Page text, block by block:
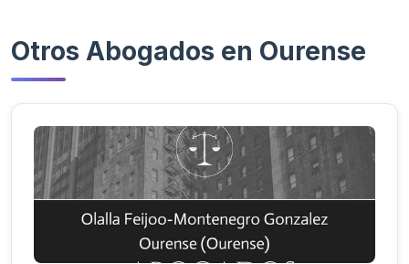
Otros Abogados en Ourense